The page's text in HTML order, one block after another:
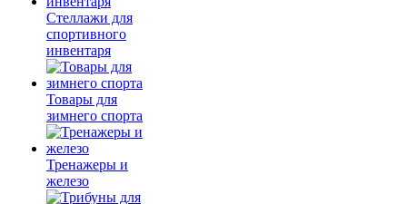
Стеллажи для
спортивного
инвентаря
Товары для
зимнего спорта
Тренажеры и
железо